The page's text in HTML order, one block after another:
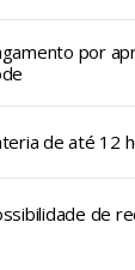
por
de até 12
de